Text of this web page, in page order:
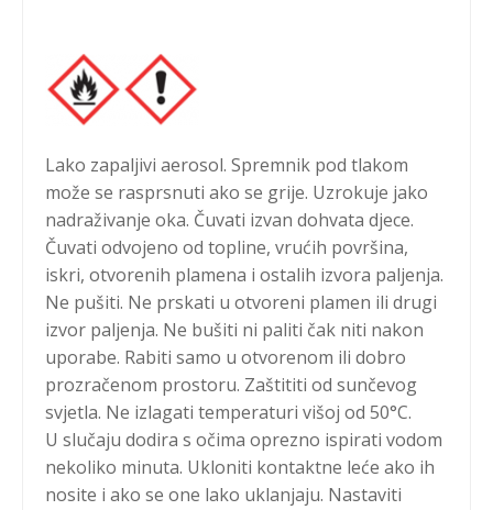
Lako zapaljivi aerosol. Spremnik pod tlakom
može se rasprsnuti ako se grije. Uzrokuje jako
nadraživanje oka. Čuvati izvan dohvata djece.
Čuvati odvojeno od topline, vrućih površina,
iskri, otvorenih plamena i ostalih izvora paljenja.
Ne pušiti. Ne prskati u otvoreni plamen ili drugi
izvor paljenja. Ne bušiti ni paliti čak niti nakon
uporabe. Rabiti samo u otvorenom ili dobro
prozračenom prostoru. Zaštititi od sunčevog
svjetla. Ne izlagati temperaturi višoj od 50°C.
U slučaju dodira s očima oprezno ispirati vodom
nekoliko minuta. Ukloniti kontaktne leće ako ih
nosite i ako se one lako uklanjaju. Nastaviti